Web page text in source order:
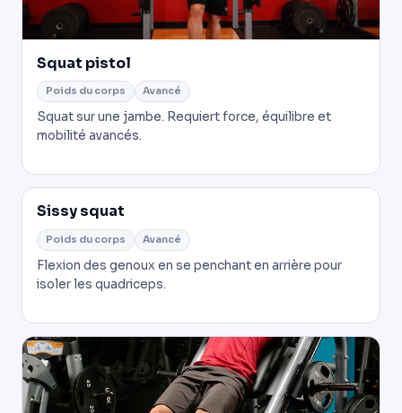
Squat pistol
Poids du corps Avancé
Squat sur une jambe. Requiert force, équilibre et
mobilité avancés.
Sissy squat
Poids du corps Avancé
Flexion des genoux en se penchant en arrière pour
isoler les quadriceps.